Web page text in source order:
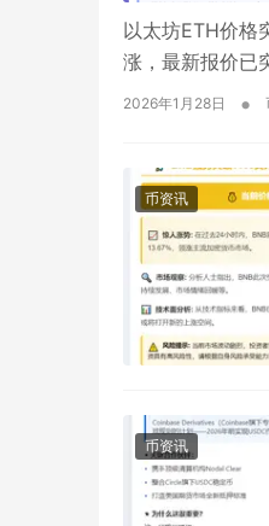
以太坊ETH价格
涨，最新报价已
2026年1月28日 •
币资讯
币资讯